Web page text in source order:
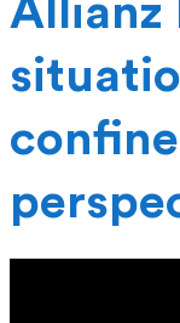
Allianz